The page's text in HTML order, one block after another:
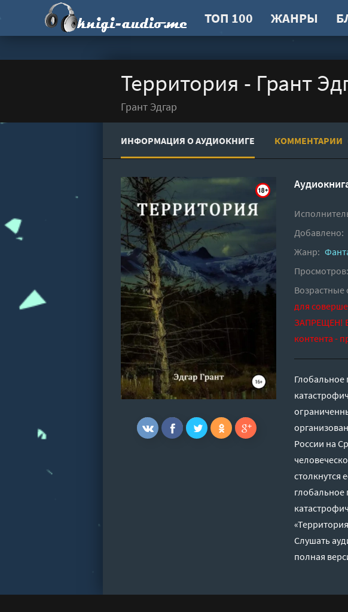
ТОП 100 ЖАНРЫ
Территория - Грант
Грант Эдгар
ИНФОРМАЦИЯ О АУДИОКНИГЕ КОММЕНТАРИИ
Добавлено:
Жанр:
Просмотров:
Возрастные
для
ЗАПРЕЩЕН!
контента -
Глобальное
России на
столкнутся
глобальное
Слушать
полная